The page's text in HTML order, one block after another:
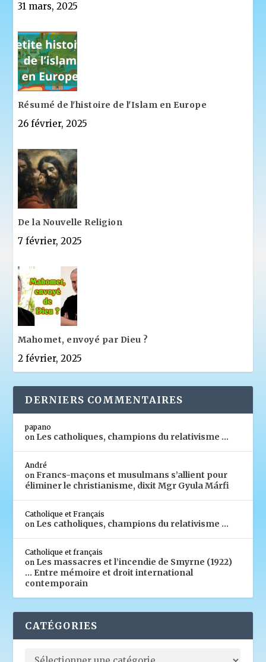
31 mars, 2025
Résumé de l'histoire de l'Islam en Europe
26 février, 2025
De la Nouvelle Religion
7 février, 2025
Mahomet, envoyé par Dieu ?
2 février, 2025
DERNIERS COMMENTAIRES
papano
on Les catholiques, champions du relativisme …
André
onFrancs-maçons et musulmans s’allient pour
éliminer le christianisme, dixit Mgr Gyula Márfi
Catholique et Français
on Les catholiques, champions du relativisme …
Catholique et français
on Les massacres et l’incendie de Smyrne (1922)
… Entre mémoire et droit international
contemporain
CATÉGORIES